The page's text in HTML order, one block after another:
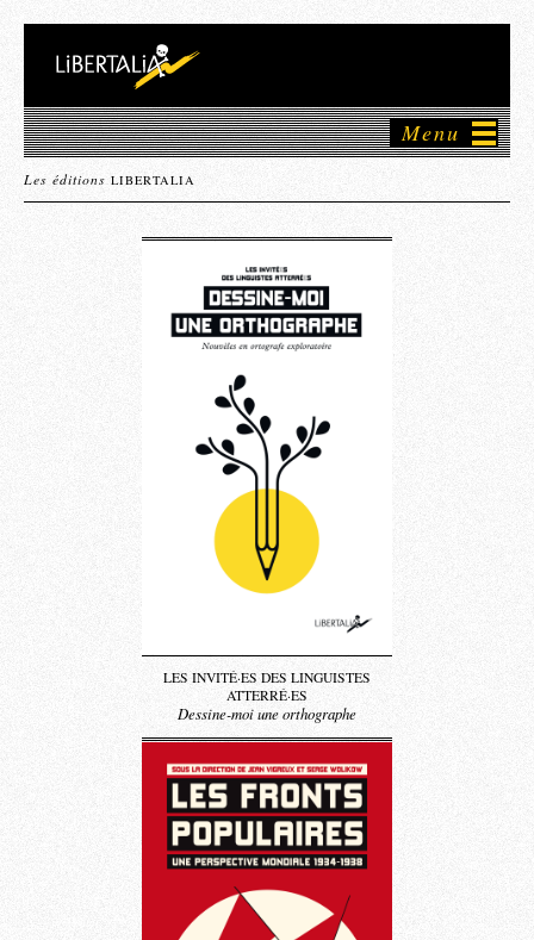
Menu
Les éditions LIBERTALIA
LES INVITÉ·ES DES LINGUISTES
ATTERRÉ·ES
Dessine-moi une orthographe